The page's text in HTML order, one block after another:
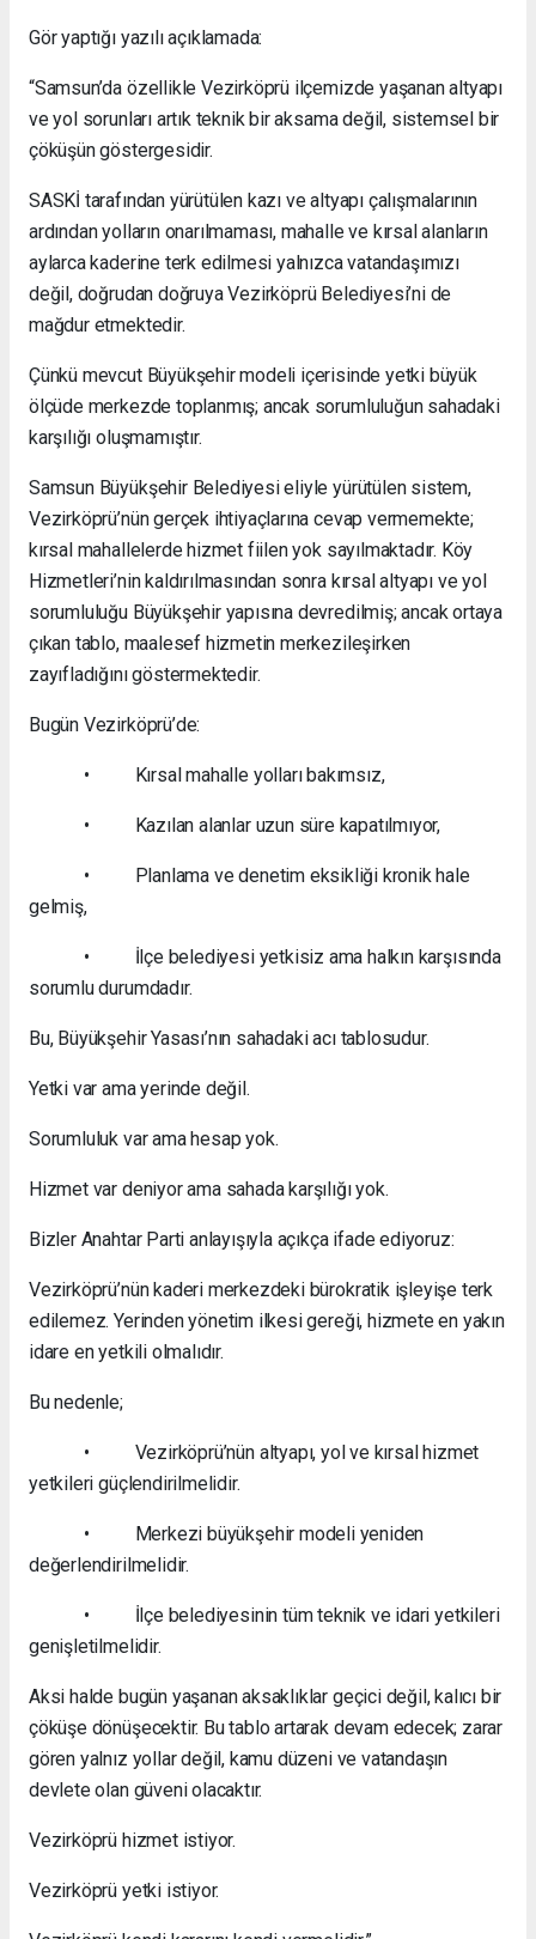
Gör yaptığı yazılı açıklamada:
“Samsun’da özellikle Vezirköprü ilçemizde yaşanan altyapı
ve yol sorunları artık teknik bir aksama değil, sistemsel bir
çöküşün göstergesidir.
SASKİ tarafından yürütülen kazı ve altyapı çalışmalarının
ardından yolların onarılmaması, mahalle ve kırsal alanların
aylarca kaderine terk edilmesi yalnızca vatandaşımızı
değil, doğrudan doğruya Vezirköprü Belediyesi’ni de
mağdur etmektedir.
Çünkü mevcut Büyükşehir modeli içerisinde yetki büyük
ölçüde merkezde toplanmış; ancak sorumluluğun sahadaki
karşılığı oluşmamıştır.
Samsun Büyükşehir Belediyesi eliyle yürütülen sistem,
Vezirköprü’nün gerçek ihtiyaçlarına cevap vermemekte;
kırsal mahallelerde hizmet fiilen yok sayılmaktadır. Köy
Hizmetleri’nin kaldırılmasından sonra kırsal altyapı ve yol
sorumluluğu Büyükşehir yapısına devredilmiş; ancak ortaya
çıkan tablo, maalesef hizmetin merkezileşirken
zayıfladığını göstermektedir.
Bugün Vezirköprü’de:
• Kırsal mahalle yolları bakımsız,
• Kazılan alanlar uzun süre kapatılmıyor,
• Planlama ve denetim eksikliği kronik hale
gelmiş,
• İlçe belediyesi yetkisiz ama halkın karşısında
sorumlu durumdadır.
Bu, Büyükşehir Yasası’nın sahadaki acı tablosudur.
Yetki var ama yerinde değil.
Sorumluluk var ama hesap yok.
Hizmet var deniyor ama sahada karşılığı yok.
Bizler Anahtar Parti anlayışıyla açıkça ifade ediyoruz:
Vezirköprü’nün kaderi merkezdeki bürokratik işleyişe terk
edilemez. Yerinden yönetim ilkesi gereği, hizmete en yakın
idare en yetkili olmalıdır.
Bu nedenle;
• Vezirköprü’nün altyapı, yol ve kırsal hizmet
yetkileri güçlendirilmelidir.
• Merkezi büyükşehir modeli yeniden
değerlendirilmelidir.
• İlçe belediyesinin tüm teknik ve idari yetkileri
genişletilmelidir.
Aksi halde bugün yaşanan aksaklıklar geçici değil, kalıcı bir
çöküşe dönüşecektir. Bu tablo artarak devam edecek; zarar
gören yalnız yollar değil, kamu düzeni ve vatandaşın
devlete olan güveni olacaktır.
Vezirköprü hizmet istiyor.
Vezirköprü yetki istiyor.